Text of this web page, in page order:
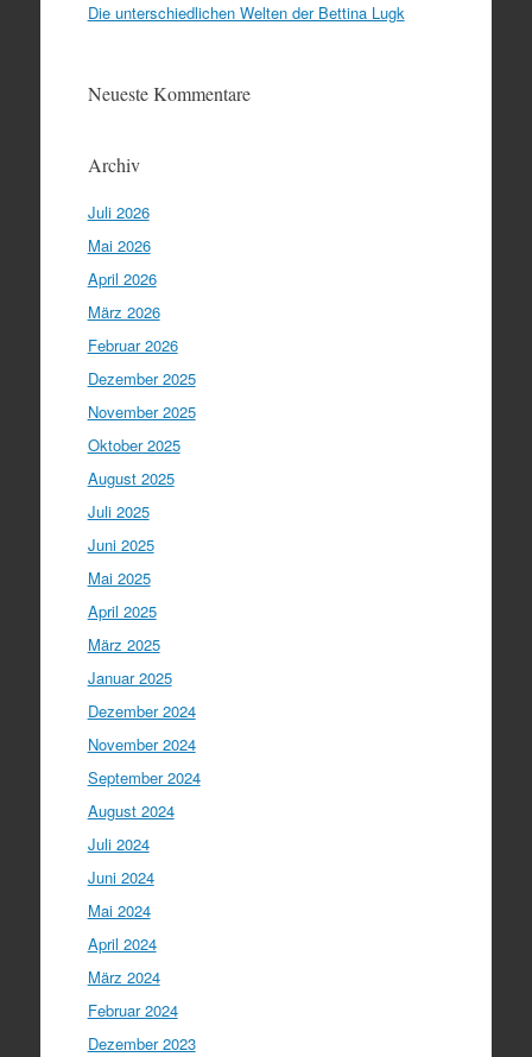
Die unterschiedlichen Welten der Bettina Lugk
Neueste Kommentare
Archiv
Juli 2026
Mai 2026
April 2026
März 2026
Februar 2026
Dezember 2025
November 2025
Oktober 2025
August 2025
Juli 2025
Juni 2025
Mai 2025
April 2025
März 2025
Januar 2025
Dezember 2024
November 2024
September 2024
August 2024
Juli 2024
Juni 2024
Mai 2024
April 2024
März 2024
Februar 2024
Dezember 2023